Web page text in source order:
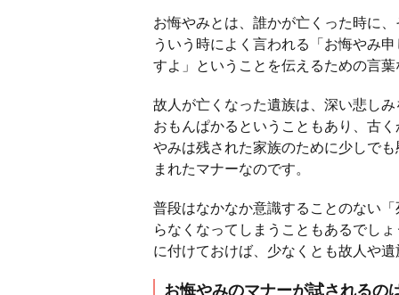
お悔やみとは、誰かが亡くった時に
ういう時によく言われる「お悔やみ
すよ」ということを伝えるための言
故人が亡くなった遺族は、深い悲し
おもんぱかるということもあり、古
やみは残された家族のために少しで
まれたマナーなのです。
普段はなかなか意識することのない
らなくなってしまうこともあるでし
に付けておけば、少なくとも故人や
お悔やみのマナーが試されるの